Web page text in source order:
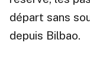
départ sans
depuis Bilbao.